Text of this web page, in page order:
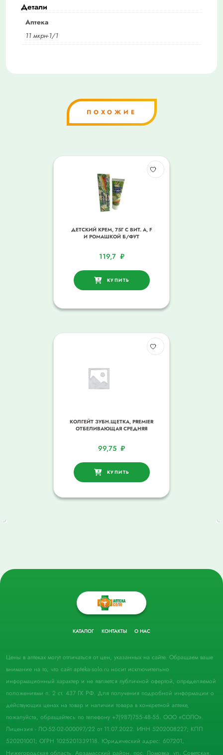
Детали
Аптека
11 мкрн-1/1
ПОХОЖИЕ
ДЕТСКИЙ КРЕМ, 75Г С ВИТ. А, F
И РОМАШКОЙ Б/ФУТ
119,7 ₽
КУПИТЬ
КОЛГЕЙТ ЗУБН.ЩЕТКА, PREMIER
ОТБЕЛИВАЮЩАЯ СРЕДНЯЯ
99,75 ₽
КУПИТЬ
КАТАЛОГ КОНТАКТЫ О НАС
Цены в аптеках могут отличаться от цен, указанных на сайте. Обращаем ваше
внимание на то, что сайт apteka-solo.ru носит исключительно
информационный характер и не является публичной офертой, определяемой
положениями п. 2 ст. 437 ГК РФ. Для получения подробной информации о
действующих ценах на товар и наличии товара в конкретной аптеке,
пожалуйста, обращайтесь по телефону +7(987)755-48-55. ООО «СОЛО».
Лицензия - ЛО-52-02-000097/22 от 11.07.2022. ИНН 5202008227; КПП
520201001; ОГРН 1025201339118. Юридический адрес: 607201,
Нижегородская область, Арзамасский район, пос. Ломовка, ул. Советская,